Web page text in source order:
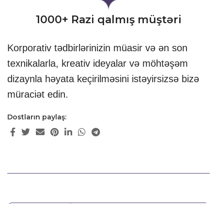
1000+ Razi qalmış müştəri
Korporativ tədbirlərinizin müasir və ən son
texnikalarla, kreativ ideyalar və möhtəşəm
dizaynla həyata keçirilməsini istəyirsizsə bizə
müraciət edin.
Dostların paylaş: